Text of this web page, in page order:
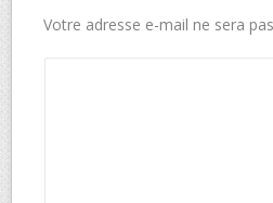
Votre adresse e-mail ne sera